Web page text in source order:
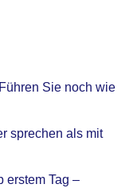
Sie noch wie
sprechen als mit
erstem Tag –